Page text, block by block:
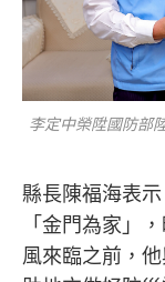
李定中榮陞國防部
縣長陳福海表
「金門為家」
風來臨之前，